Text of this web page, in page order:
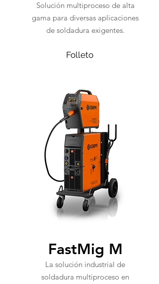
Solución multiproceso de alta
gama para diversas aplicaciones
de soldadura exigentes.
Folleto
FastMig M
La solución industrial de
soldadura multiproceso en